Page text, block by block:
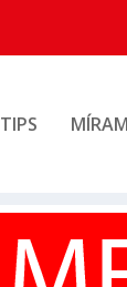
TIPS